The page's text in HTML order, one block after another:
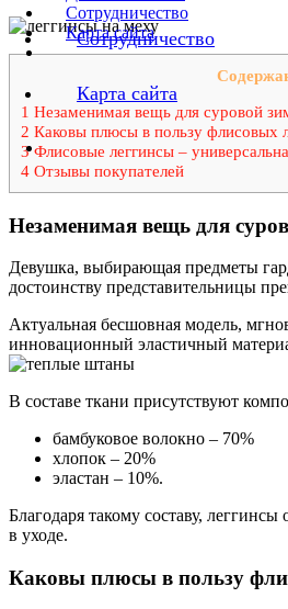
Сотрудничество
Карта сайта
Сотрудничество
Карта сайта
1 Незаменимая вещь для суровой
2 Каковы плюсы в пользу флисовых
3 Флисовые леггинсы –
4 Отзывы покупателей
Незаменимая вещь для
Девушка, выбирающая предметы
достоинству представительницы
Актуальная бесшовная модель,
инновационный эластичный
В составе ткани присутствуют
бамбуковое волокно – 70%
хлопок – 20%
эластан – 10%.
Благодаря такому составу,
в уходе.
Каковы плюсы в пользу